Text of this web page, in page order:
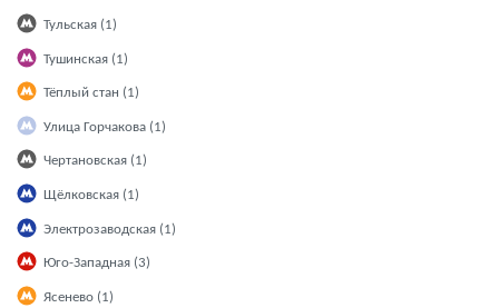
Тульская (1)
Тушинская (1)
Тёплый стан (1)
Улица Горчакова (1)
Чертановская (1)
Щёлковская (1)
Электрозаводская (1)
Юго-Западная (3)
Ясенево (1)